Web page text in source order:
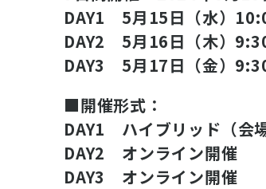
DAY1 5月15日（水）
DAY2 5月16日（木）
DAY3 5月17日（金）
■開催形式：
DAY1 ハイブリッド（会
DAY2 オンライン開催
DAY3 オンライン開催